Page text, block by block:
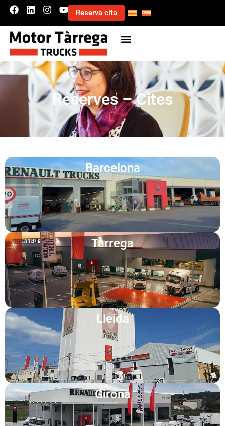
Reserva cita
Reserves – Cites
Barcelona
Tàrrega
Lleida
Girona